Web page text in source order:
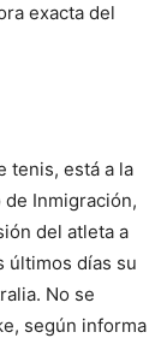
exacta del
tenis, está a la
Inmigración,
del atleta a
últimos días su
No se
según informa